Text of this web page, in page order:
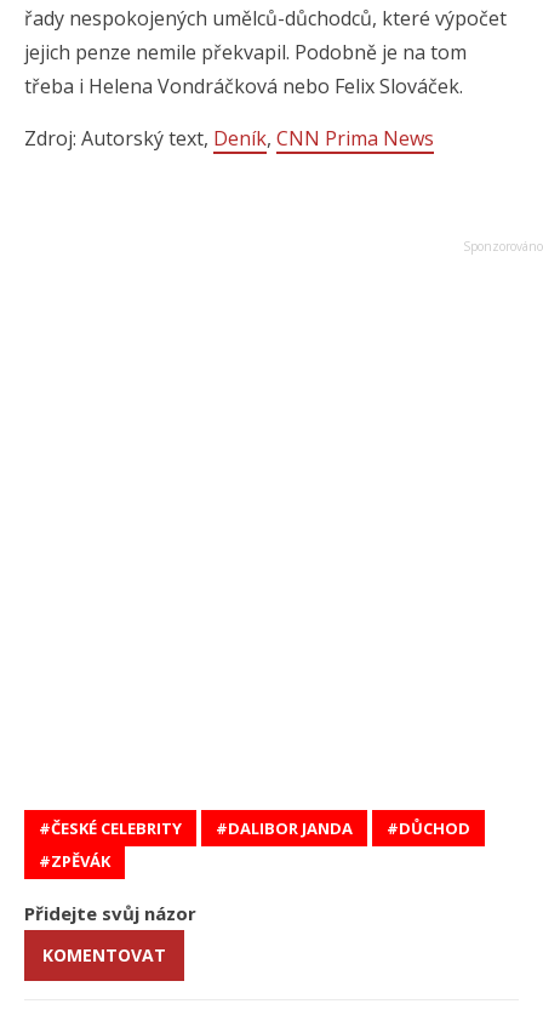
řady nespokojených umělců-důchodců, které výpočet
jejich penze nemile překvapil. Podobně je na tom
třeba i Helena Vondráčková nebo Felix Slováček.
Zdroj: Autorský text, Deník, CNN Prima News
ČESKÉ CELEBRITY DALIBOR JANDA
DŮCHOD
ZPĚVÁK
Přidejte svůj názor
KOMENTOVAT